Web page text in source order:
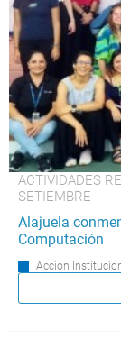
ACTIVIDADES
SETIEMBRE
Alajuela
Computación
Acción